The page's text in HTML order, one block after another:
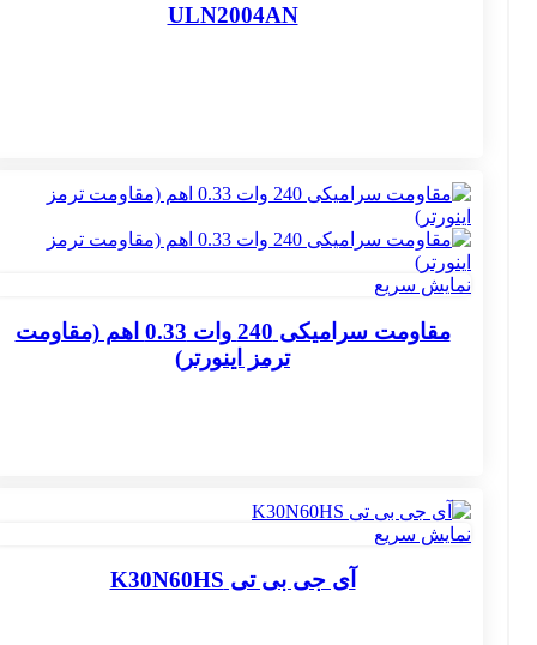
ULN2004AN
نمایش سریع
مقاومت سرامیکی 240 وات 0.33 اهم (مقاومت
ترمز اینورتر)
نمایش سریع
آی جی بی تی K30N60HS